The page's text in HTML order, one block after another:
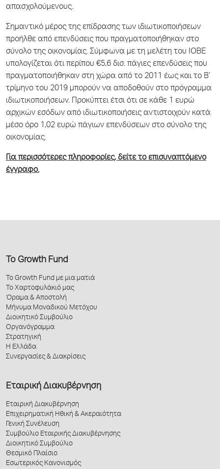
απασχολούμενους.
Σημαντικό μέρος της επίδρασης των ιδιωτικοποιήσεων
προήλθε από επενδύσεις που πραγματοποιήθηκαν στο
σύνολο της οικονομίας. Σύμφωνα με τη μελέτη του ΙΟΒΕ
υπολογίζεται ότι περίπου €5,6 δισ. πάγιες επενδύσεις που
πραγματοποιήθηκαν στη χώρα από το 2011 έως και το Β’
τρίμηνο του 2019 μπορούν να αποδοθούν στο πρόγραμμα
ιδιωτικοποιήσεων. Προκύπτει έτσι ότι σε κάθε 1 ευρώ
αρχικών εσόδων από ιδιωτικοποιήσεις αντιστοιχούν κατά
μέσο όρο 1,02 ευρώ πάγιων επενδύσεων στο σύνολο της
οικονομίας.
Για περισσότερες πληροφορίες, δείτε το επισυναπτόμενο
έγγραφο.
Το Growth Fund
Το Growth Fund με μια ματιά
Το Χαρτοφυλάκιό μας
Όραμα & Αποστολή
Μήνυμα Μοναδικού Μετόχου
Διοικητικό Συμβούλιο
Οργανόγραμμα
Στρατηγική
Η Ελλάδα
Συνεργασίες & Διακρίσεις
Εταιρική Διακυβέρνηση
Εταιρική Διακυβέρνηση
Επιχειρηματική Ηθική & Ακεραιότητα
Γενική Συνέλευση
Συμβούλιο Εταιρικής Διακυβέρνησης
Διοικητικό Συμβούλιο
Θεσμικό Πλαίσιο
Εσωτερικός Κανονισμός